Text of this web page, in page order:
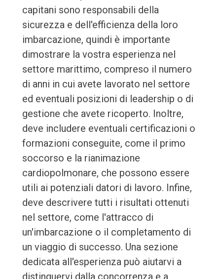
capitani sono responsabili della
sicurezza e dell'efficienza della loro
imbarcazione, quindi è importante
dimostrare la vostra esperienza nel
settore marittimo, compreso il numero
di anni in cui avete lavorato nel settore
ed eventuali posizioni di leadership o di
gestione che avete ricoperto. Inoltre,
deve includere eventuali certificazioni o
formazioni conseguite, come il primo
soccorso e la rianimazione
cardiopolmonare, che possono essere
utili ai potenziali datori di lavoro. Infine,
deve descrivere tutti i risultati ottenuti
nel settore, come l'attracco di
un'imbarcazione o il completamento di
un viaggio di successo. Una sezione
dedicata all'esperienza può aiutarvi a
distinguervi dalla concorrenza e a